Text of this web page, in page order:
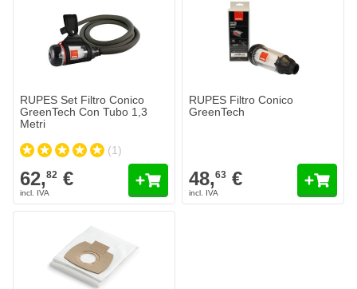
RUPES Set Filtro Conico
GreenTech Con Tubo 1,3
Metri
(1)
62,82 €
RUPES Filtro Conico
GreenTech
48,63 €